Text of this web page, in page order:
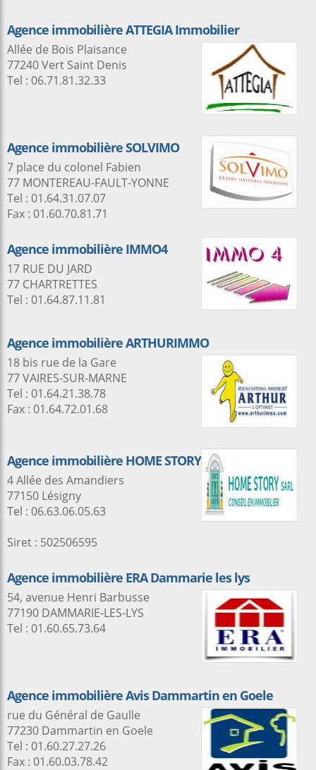
Agence immobilière ATTEGIA Immobilier
Allée de Bois Plaisance
77240 Vert Saint Denis
Tel : 06.71.81.32.33
Agence immobilière SOLVIMO
7 place du colonel Fabien
77 MONTEREAU-FAULT-YONNE
Tel : 01.64.31.07.07
Fax : 01.60.70.81.71
Agence immobilière IMMO4
17 RUE DU JARD
77 CHARTRETTES
Tel : 01.64.87.11.81
Agence immobilière ARTHURIMMO
18 bis rue de la Gare
77 VAIRES-SUR-MARNE
Tel : 01.64.21.38.78
Fax : 01.64.72.01.68
Agence immobilière HOME STORY
4 Allée des Amandiers
77150 Lésigny
Tel : 06.63.06.05.63
Siret : 502506595
Agence immobilière ERA Dammarie les lys
54, avenue Henri Barbusse
77190 DAMMARIE-LES-LYS
Tel : 01.60.65.73.64
Agence immobilière Avis Dammartin en Goele
rue du Général de Gaulle
77230 Dammartin en Goele
Tel : 01.60.27.27.26
Fax : 01.60.03.78.42